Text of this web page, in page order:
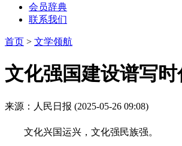
会员辞典
联系我们
首页 > 文学领航
文化强国建设谱写
来源：人民日报 (2025-05-26 09:08)
文化兴国运兴，文化强民族强。